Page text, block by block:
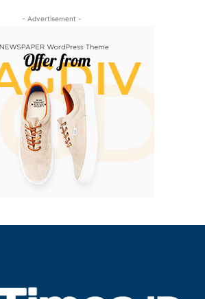
- Advertisement -